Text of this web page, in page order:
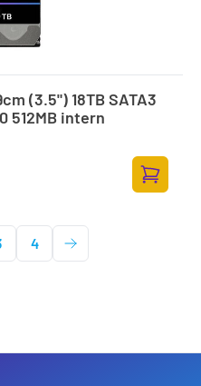
(3.5") 18TB SATA3
512MB intern
Zum
4